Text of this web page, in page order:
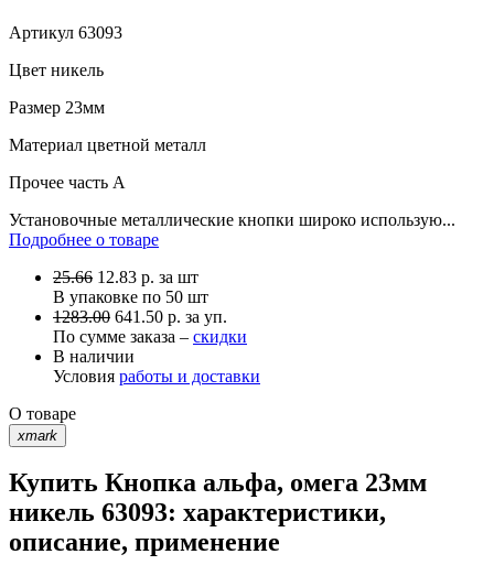
Артикул 63093
Цвет никель
Размер 23мм
Материал цветной металл
Прочее часть A
Установочные металлические кнопки широко использую...
Подробнее о товаре
25.66 12.83 р. за шт
В упаковке по 50 шт
1283.00 641.50 р. за уп.
По сумме заказа – скидки
В наличии
Условия работы и доставки
О товаре
xmark
Купить Кнопка альфа, омега 23мм
никель 63093: характеристики,
описание, применение